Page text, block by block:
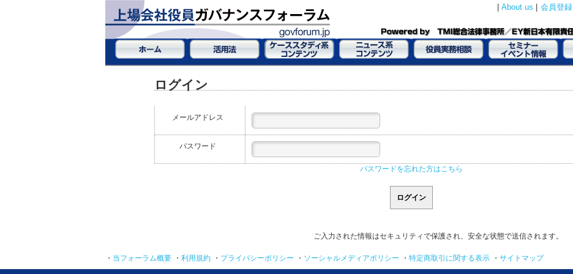
About us 会員登録
ログイン
メールアドレス
パスワード
パスワードを忘れた方はこちら
ご入力された情報はセキュリティで保護され、安全な状態で送信されます。
・ 当フォーラム概要 ・ 利用規約 ・ プライバシーポリシー ・ ソーシャルメディアポリシー ・ 特定商取引に関する表示 ・ サイトマップ